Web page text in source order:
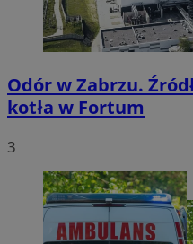
Odór w Zabrzu.
kotła w Fortum
3